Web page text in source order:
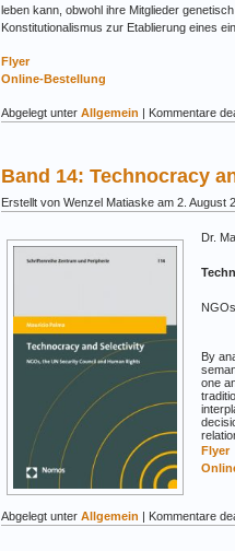
leben kann, obwohl ihre Mitglieder
Konstitutionalismus zur Etablierung eines
Flyer
Online-Bestellung
Abgelegt unter Allgemein | Kommentare
Band 14: Technocracy
Erstellt von Wenzel Matiaske am 2. August
Dr.
By
one
Flyer
Abgelegt unter Allgemein | Kommentare